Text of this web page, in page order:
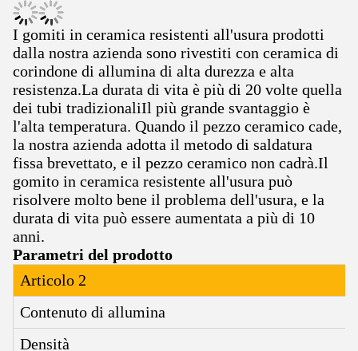
I gomiti in ceramica resistenti all'usura prodotti
dalla nostra azienda sono rivestiti con ceramica di
corindone di allumina di alta durezza e alta
resistenza.La durata di vita è più di 20 volte quella
dei tubi tradizionaliIl più grande svantaggio è
l'alta temperatura. Quando il pezzo ceramico cade,
la nostra azienda adotta il metodo di saldatura
fissa brevettato, e il pezzo ceramico non cadrà.Il
gomito in ceramica resistente all'usura può
risolvere molto bene il problema dell'usura, e la
durata di vita può essere aumentata a più di 10
anni.
Parametri del prodotto
Articolo 2
Contenuto di allumina
Densità